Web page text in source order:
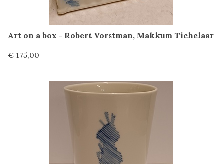
Art on a box - Robert Vorstman, Makkum Tichelaar
€ 175,00